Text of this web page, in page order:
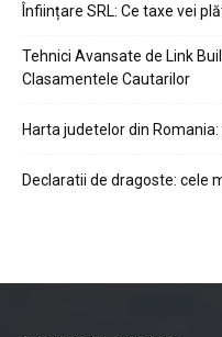
Înființare SRL: Ce taxe vei
Tehnici Avansate de Link
Clasamentele Cautarilor
Harta judetelor din
Declaratii de dragoste: cele